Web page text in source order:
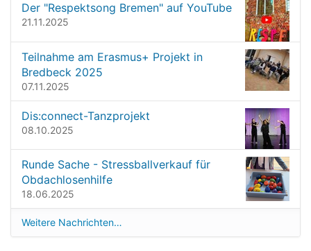
Der "Respektsong Bremen" auf YouTube
21.11.2025
Teilnahme am Erasmus+ Projekt in
Bredbeck 2025
07.11.2025
Dis:connect-Tanzprojekt
08.10.2025
Runde Sache - Stressballverkauf für
Obdachlosenhilfe
18.06.2025
Weitere Nachrichten…